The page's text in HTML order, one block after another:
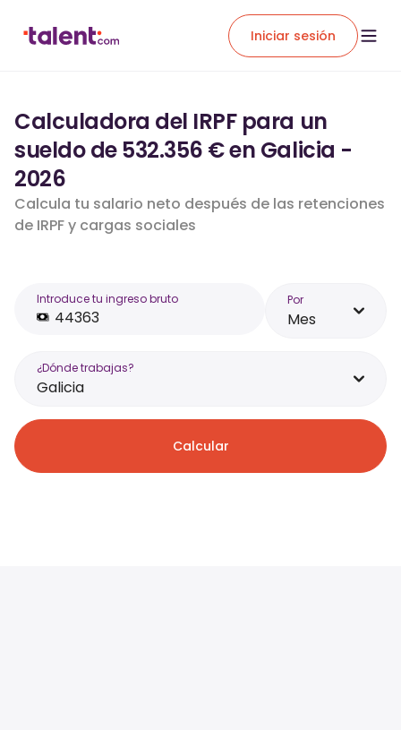
Iniciar sesión
Calculadora del IRPF para un
sueldo de 532.356 € en Galicia -
2026
Calcula tu salario neto después de las retenciones
de IRPF y cargas sociales
Introduce tu ingreso bruto Por
Mes
¿Dónde trabajas?
Galicia
Calcular